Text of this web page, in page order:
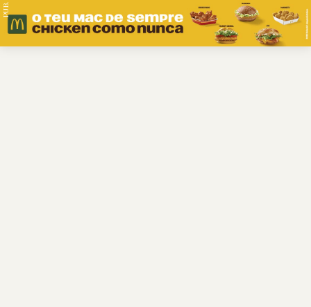
PUB.